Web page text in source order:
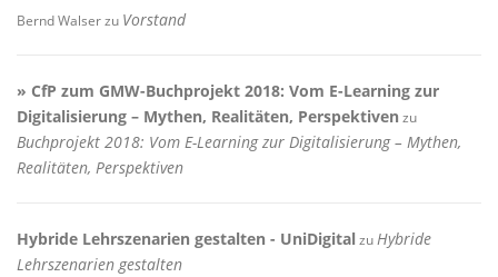
Bernd Walserzu Vorstand
» CfP zum GMW-Buchprojekt 2018: Vom E-Learning zur
Digitalisierung – Mythen, Realitäten, Perspektiven zu
Buchprojekt 2018: Vom E-Learning zur Digitalisierung – Mythen,
Realitäten, Perspektiven
Hybride Lehrszenarien gestalten - UniDigitalzuHybride
Lehrszenarien gestalten